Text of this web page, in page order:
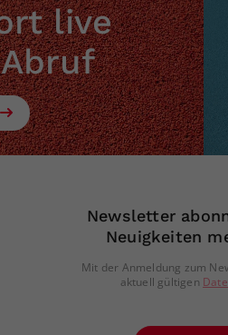
live
Newsletter
Neuigkeiten
Mit der Anmeldung zum
aktuell gültigen